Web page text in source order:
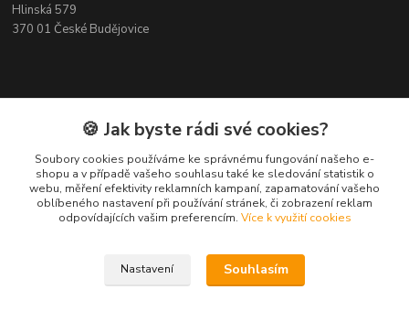
Hlinská 579
370 01 České Budějovice
Kontakt
Pavel Šedivý
+420 602 148 895
Pracovní doba PO - PÁ: 8,00-16,30
🍪 Jak byste rádi své cookies?
Soubory cookies používáme ke správnému fungování našeho e-
shopu a v případě vašeho souhlasu také ke sledování statistik o
webu, měření efektivity reklamních kampaní, zapamatování vašeho
oblíbeného nastavení při používání stránek, či zobrazení reklam
odpovídajících vašim preferencím. Více k využití cookies
Nastavení Souhlasím